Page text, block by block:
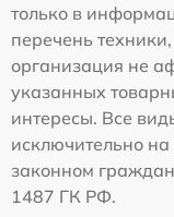
только в
перечень
организация не
указанных
интересы. Все
исключительно
законном
1487 ГК РФ.